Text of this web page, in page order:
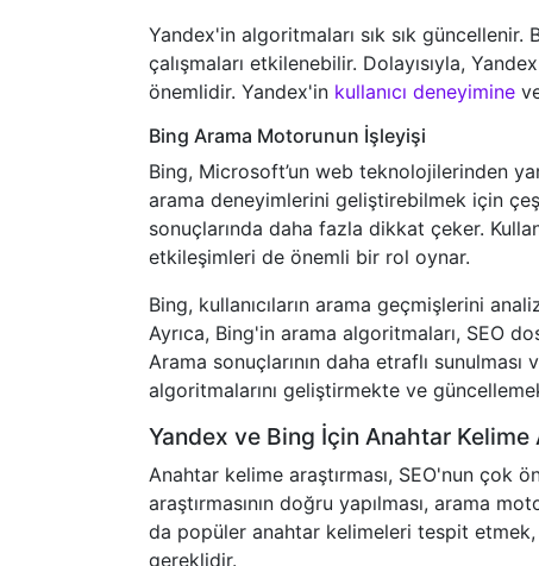
Yandex'in algoritmaları sık sık
çalışmaları etkilenebilir. Dolayısıyla,
önemlidir. Yandex'in kullanıcı deneyimine
Bing Arama Motorunun İşleyişi
Bing, Microsoft’un web teknolojilerinden
arama deneyimlerini geliştirebilmek için
sonuçlarında daha fazla dikkat çeker.
etkileşimleri de önemli bir rol oynar.
Bing, kullanıcıların arama geçmişlerini
Ayrıca, Bing'in arama algoritmaları, SEO
Arama sonuçlarının daha etraflı
algoritmalarını geliştirmekte ve
Yandex ve Bing İçin Anahtar Kelime
Anahtar kelime araştırması, SEO'nun çok
araştırmasının doğru yapılması, arama
da popüler anahtar kelimeleri tespit
gereklidir.